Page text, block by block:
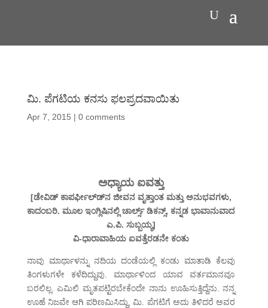
ಮಿ. ಪೆಗಟಿಯ ಕನಸು ಫಲಪ್ರದವಾಯಿತು
Apr 7, 2015 | 0 comments
ಅಧ್ಯಾಯ ಐವತ್ತು
[ಡೇವಿಡ್ ಕಾಪರ್ಫೀಲ್ಡ್‍ನ ಜೀವನ ವೃತ್ತಾಂತ ಮತ್ತು ಅನುಭವಗಳು,
ಕಾದಂಬರಿ. ಮೂಲ ಇಂಗ್ಲಿಷಿನಲ್ಲಿ ಚಾರ್ಲ್ಸ್ ಡಿಕನ್ಸ್, ಕನ್ನಡ ಭಾವಾನುವಾದ
ಎ.ಪಿ. ಸುಬ್ಬಯ್ಯ]
ವಿ-ಧಾರಾವಾಹಿಯ ಐವತ್ತೆರಡನೇ ಕಂತು
ನಾವು ಮಾರ್ಥಾಳನ್ನು ನದಿಯ ದಂಡೆಯಲ್ಲಿ ಕಂಡು ಮಾತಾಡಿ ಕೆಲವು
ತಿಂಗಳುಗಳೇ ಕಳೆದಿದ್ದುವು. ಮಾರ್ಥಾಳಿಂದ ಯಾವ ವರ್ತಮಾನವೂ
ಬರಲಿಲ್ಲ. ಎಮಿಲಿ ಮೃತಪಟ್ಟಿರಬೇಕೆಂದೇ ನಾನು ಊಹಿಸುತ್ತಿದ್ದೆನು. ನನ್ನ
ಊಹೆ ನಿಜವೇ ಆಗಿ ಪರಿಣಮಿಸಿದ್ದು, ಮಿ. ಪೆಗಟಿಗೆ ಅದು ತಿಳಿದರೆ ಅವರ